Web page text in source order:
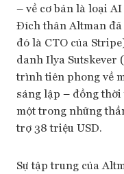
– về cơ bản là loại
Đích thân Altman
đó là CTO của
danh Ilya Sutskever
trình tiên phong về
sáng lập – đồng
một trong những
trợ 38 triệu USD.
Sự tập trung của